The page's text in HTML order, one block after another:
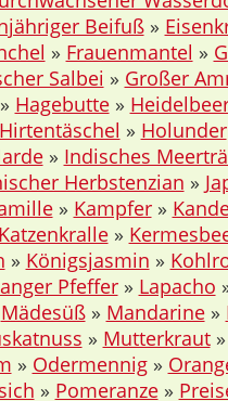
Beifuß »
» Frauenmantel »
Salbei » Großer
» Hagebutte »
Hirtentäschel » Holunder
» Indisches
Herbstenzian »
» Kampfer »
Katzenkralle »
» Königsjasmin »
Pfeffer » Lapacho
Mädesüß » Mandarine »
» Mutterkraut »
» Odermennig »
» Pomeranze »